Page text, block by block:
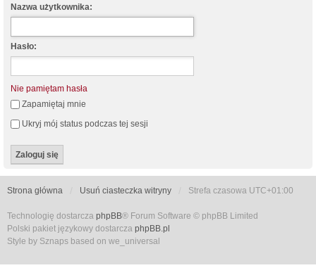
Nazwa użytkownika:
Hasło:
Nie pamiętam hasła
Zapamiętaj mnie
Ukryj mój status podczas tej sesji
Strona główna Usuń ciasteczka witryny Strefa czasowa UTC+01:00
Technologię dostarcza phpBB® Forum Software © phpBB Limited
Polski pakiet językowy dostarcza phpBB.pl
Style by Sznaps based on we_universal